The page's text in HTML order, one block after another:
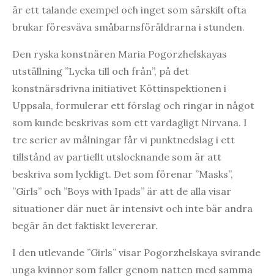
är ett talande exempel och inget som särskilt ofta
brukar föresväva småbarnsföräldrarna i stunden.
Den ryska konstnären Maria Pogorzhelskayas
utställning ”Lycka till och från”, på det
konstnärsdrivna initiativet Köttinspektionen i
Uppsala, formulerar ett förslag och ringar in något
som kunde beskrivas som ett vardagligt Nirvana. I
tre serier av målningar får vi punktnedslag i ett
tillstånd av partiellt utslocknande som är att
beskriva som lyckligt. Det som förenar ”Masks”,
”Girls” och ”Boys with Ipads” är att de alla visar
situationer där nuet är intensivt och inte bär andra
begär än det faktiskt levererar.
I den utlevande ”Girls” visar Pogorzhelskaya svirande
unga kvinnor som faller genom natten med samma